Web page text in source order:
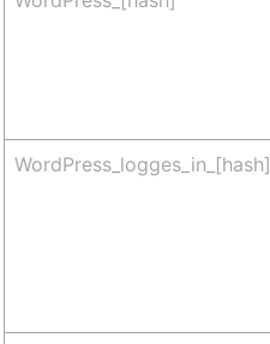
WordPress_logges_in_[hash]